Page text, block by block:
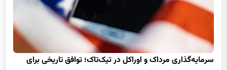
سرمایه‌گذاری مرداک و اوراکل در تیک‌تاک؛ توافق تاریخی برای
بقای پلتفرم در آمریکا